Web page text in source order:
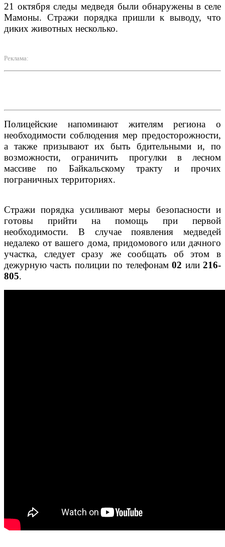
21 октября следы медведя были обнаружены в селе
Мамоны. Стражи порядка пришли к выводу, что
диких животных несколько.
Реклама:
Полицейские напоминают жителям региона о
необходимости соблюдения мер предосторожности,
а также призывают их быть бдительными и, по
возможности, ограничить прогулки в лесном
массиве по Байкальскому тракту и прочих
пограничных территориях.
Стражи порядка усиливают меры безопасности и
готовы прийти на помощь при первой
необходимости. В случае появления медведей
недалеко от вашего дома, придомового или дачного
участка, следует сразу же сообщать об этом в
дежурную часть полиции по телефонам02 или216-
805.